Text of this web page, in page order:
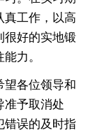
真工作，以高
很好的实地锻
力。
望各位领导和
准予取消处
错误的及时指